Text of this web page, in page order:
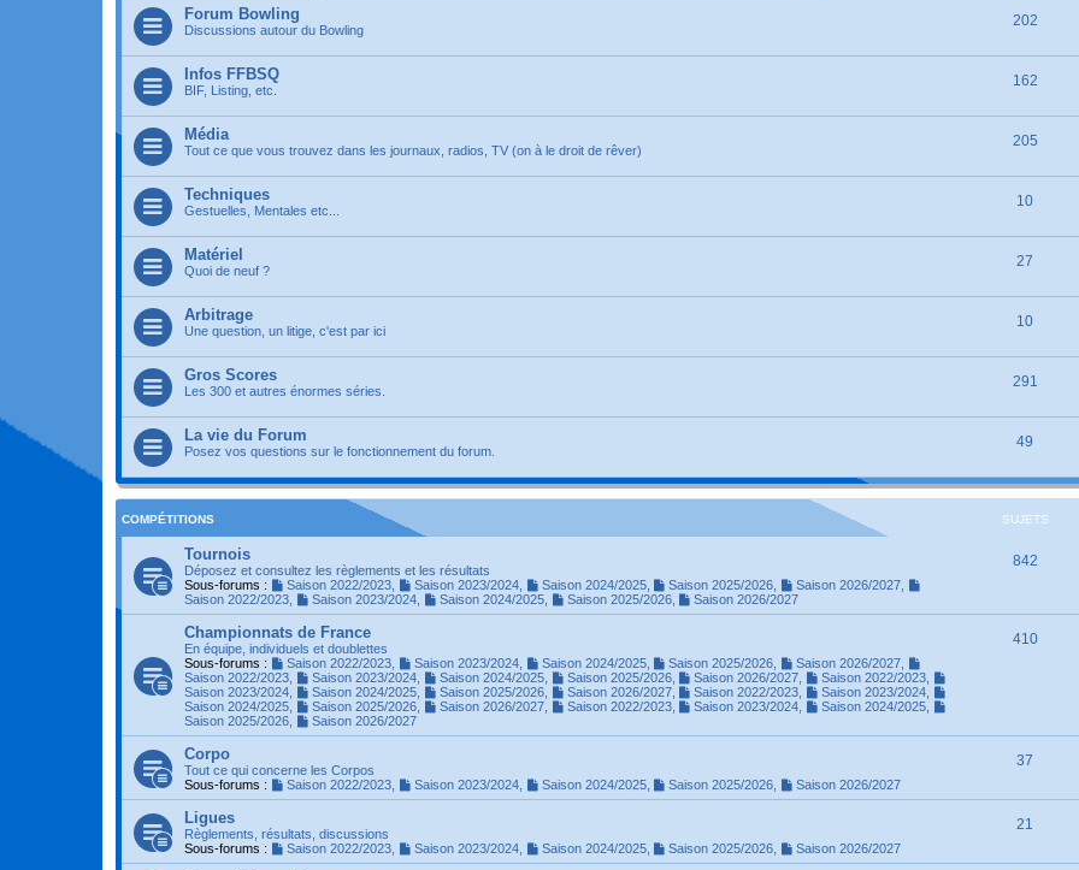
Forum Bowling
Discussions autour du Bowling
202
Infos FFBSQ
BIF, Listing, etc.
162
Média
Tout ce que vous trouvez dans les journaux, radios, TV (on à le droit de rêver)
205
Techniques
Gestuelles, Mentales etc...
10
Matériel
Quoi de neuf ?
27
Arbitrage
Une question, un litige, c'est par ici
10
Gros Scores
Les 300 et autres énormes séries.
291
La vie du Forum
Posez vos questions sur le fonctionnement du forum.
49
COMPÉTITIONS SUJETS
Tournois
Déposez et consultez les règlements et les résultats
Sous-forums :
Saison 2022/2023, Saison 2023/2024, Saison 2024/2025, Saison 2025/2026 Saison 2026/2027
Saison 2022/2023
Saison 2023/2024, Saison 2024/2025, Saison 2025/2026, Saison 2026/2027
842
Championnats de France
En équipe, individuels et doublettes
Sous-forums :
Saison 2022/2023, Saison 2023/2024, Saison 2024/2025, Saison 2025/2026 Saison 2026/2027
Saison 2022/2023
Saison 2023/2024, Saison 2024/2025, Saison 2025/2026, Saison 2026/2027 Saison 2022/2023
Saison 2023/2024
Saison 2024/2025, Saison 2025/2026, Saison 2026/2027, Saison 2022/2023 Saison 2023/2024
Saison 2024/2025
Saison 2025/2026, Saison 2026/2027, Saison 2022/2023, Saison 2023/2024 Saison 2024/2025
Saison 2025/2026
Saison 2026/2027
410
Corpo
Tout ce qui concerne les Corpos
Sous-forums :
Saison 2022/2023, Saison 2023/2024, Saison 2024/2025, Saison 2025/2026 Saison 2026/2027
37
Ligues
Règlements, résultats, discussions
Sous-forums :
Saison 2022/2023, Saison 2023/2024, Saison 2024/2025, Saison 2025/2026 Saison 2026/2027
21